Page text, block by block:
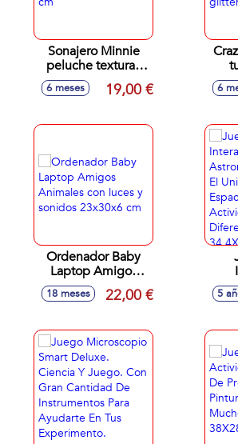
Sonajero Minnie
peluche texturas
con mordedor
18x28x11 cm
6 meses 19,00 € 6
Ordenador Baby
Laptop Amigos
Animales con luces
y sonidos 23x30x6
18 meses 22,00 € 5